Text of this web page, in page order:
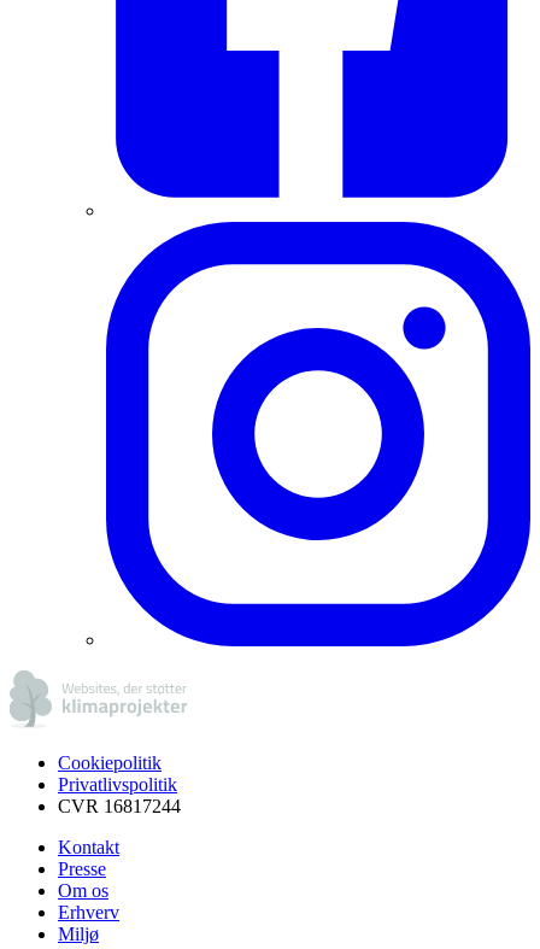
Cookiepolitik
Privatlivspolitik
CVR 16817244
Kontakt
Presse
Om os
Erhverv
Miljø